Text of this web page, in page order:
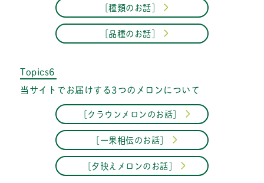
［種類のお話］
［品種のお話］
Topics6
当サイトでお届けする3つのメロンについて
［クラウンメロンのお話］
［一果相伝のお話］
［夕映えメロンのお話］